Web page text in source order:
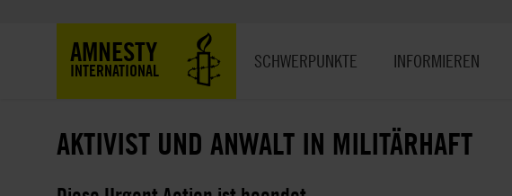
AMNESTY
INTERNATIONAL SCHWERPUNKTE INFORMIEREN
AKTIVIST UND ANWALT IN MILITÄRHAFT